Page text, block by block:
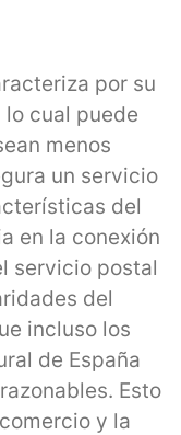
por su
cual puede
menos
un servicio
del
en la conexión
servicio postal
del
incluso los
de España
Esto
y la